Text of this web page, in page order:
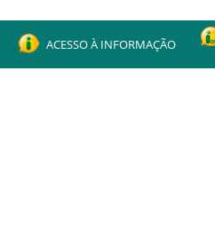
ACESSO À INFORMAÇÃO